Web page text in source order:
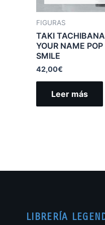
FIGURAS
TAKI
YOUR NAME
SMILE
42,00€
Leer más
LIBRERÍA